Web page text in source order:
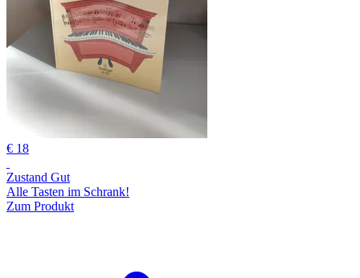
€ 18
Zustand Gut
Alle Tasten im Schrank!
Zum Produkt